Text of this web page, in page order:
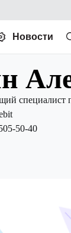
Новости
специалист
50-40